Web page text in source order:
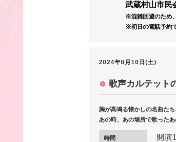
武蔵村山市民
※混雑回避のため
※初日の電話予約
2024年8月10日(土)
歌声カルテット
胸が高鳴る懐かしの名曲た
あの時、あの場所で歌った
時間 開演